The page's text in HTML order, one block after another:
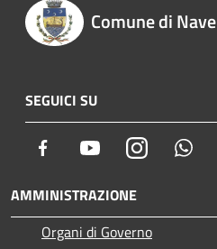
Comune di Nave
SEGUICI SU
Facebook YoutubeInstagram
AMMINISTRAZIONE
Organi di Governo